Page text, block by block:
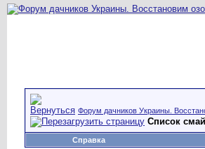
Форум дачников Украины.
Список
Справка